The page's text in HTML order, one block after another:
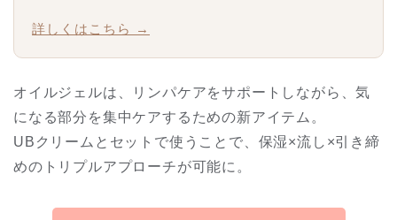
詳しくはこちら →
オイルジェルは、リンパケアをサポートしながら、気
になる部分を集中ケアするための新アイテム。
UBクリームとセットで使うことで、保湿×流し×引き締
めのトリプルアプローチが可能に。